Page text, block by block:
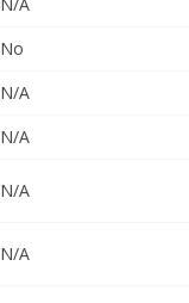
No
N/A
N/A
N/A
N/A